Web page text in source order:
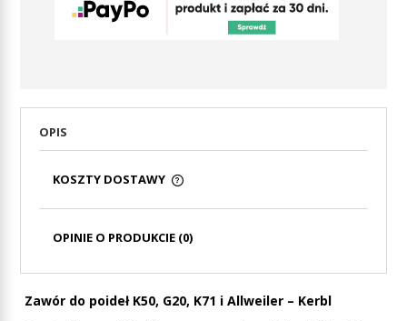
OPIS
KOSZTY DOSTAWY
PŁATNOŚCI
OPINIE O PRODUKCIE (0)
Zawór do poideł K50, G20, K71 i Allweiler – Kerbl